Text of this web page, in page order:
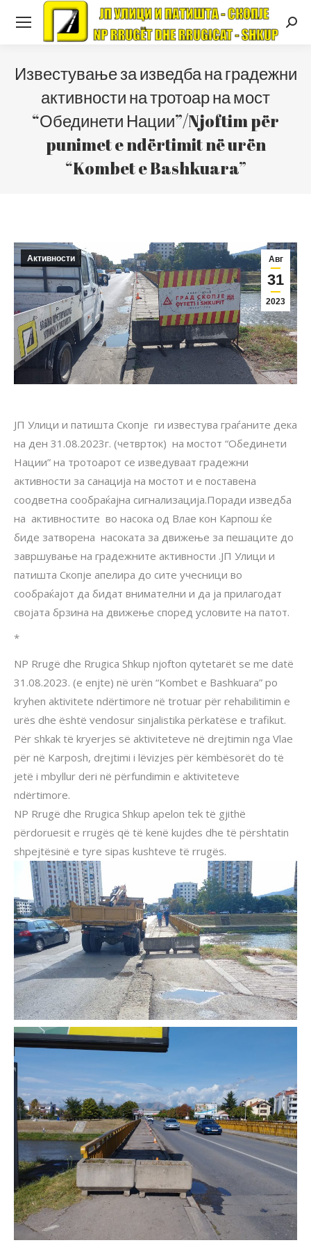
Известување за изведба на градежни
активности на тротоар на мост
“Обединети Нации”/Njoftim për
punimet e ndërtimit në urën
“Kombet e Bashkuara”
Авг
31
2023
Активности
ЈП Улици и патишта Скопје ги известува граѓаните дека
на ден 31.08.2023г. (четврток) на мостот “Обединети
Нации” на тротоарот се изведуваат градежни
активности за санација на мостот и е поставена
соодветна сообраќајна сигнализација.Поради изведба
на активностите во насока од Влае кон Карпош ќе
биде затворена насоката за движење за пешаците до
завршување на градежните активности .ЈП Улици и
патишта Скопје апелира до сите учесници во
сообраќајот да бидат внимателни и да ја прилагодат
својата брзина на движење според условите на патот.
*
NP Rrugë dhe Rrugica Shkup njofton qytetarët se me datë
31.08.2023. (e enjte) në urën “Kombet e Bashkuara” po
kryhen aktivitete ndërtimore në trotuar për rehabilitimin e
urës dhe është vendosur sinjalistika përkatëse e trafikut.
Për shkak të kryerjes së aktiviteteve në drejtimin nga Vlae
për në Karposh, drejtimi i lëvizjes për këmbësorët do të
jetë i mbyllur deri në përfundimin e aktiviteteve
ndërtimore.
NP Rrugë dhe Rrugica Shkup apelon tek të gjithë
përdoruesit e rrugës që të kenë kujdes dhe të përshtatin
shpejtësinë e tyre sipas kushteve të rrugës.